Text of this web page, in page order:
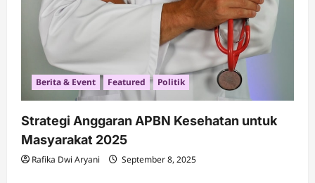
Berita & Event Featured Politik
Strategi Anggaran APBN Kesehatan untuk
Masyarakat 2025
Rafika Dwi Aryani September 8, 2025